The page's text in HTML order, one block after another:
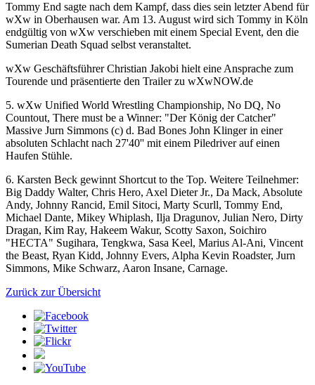
Tommy End sagte nach dem Kampf, dass dies sein letzter Abend für
wXw in Oberhausen war. Am 13. August wird sich Tommy in Köln
endgültig von wXw verschieben mit einem Special Event, den die
Sumerian Death Squad selbst veranstaltet.
wXw Geschäftsführer Christian Jakobi hielt eine Ansprache zum
Tourende und präsentierte den Trailer zu wXwNOW.de
5. wXw Unified World Wrestling Championship, No DQ, No
Countout, There must be a Winner: "Der König der Catcher"
Massive Jurn Simmons (c) d. Bad Bones John Klinger in einer
absoluten Schlacht nach 27'40'' mit einem Piledriver auf einen
Haufen Stühle.
6. Karsten Beck gewinnt Shortcut to the Top. Weitere Teilnehmer:
Big Daddy Walter, Chris Hero, Axel Dieter Jr., Da Mack, Absolute
Andy, Johnny Rancid, Emil Sitoci, Marty Scurll, Tommy End,
Michael Dante, Mikey Whiplash, Ilja Dragunov, Julian Nero, Dirty
Dragan, Kim Ray, Hakeem Wakur, Scotty Saxon, Soichiro
"HECTA" Sugihara, Tengkwa, Sasa Keel, Marius Al-Ani, Vincent
the Beast, Ryan Kidd, Johnny Evers, Alpha Kevin Roadster, Jurn
Simmons, Mike Schwarz, Aaron Insane, Carnage.
Zurück zur Übersicht